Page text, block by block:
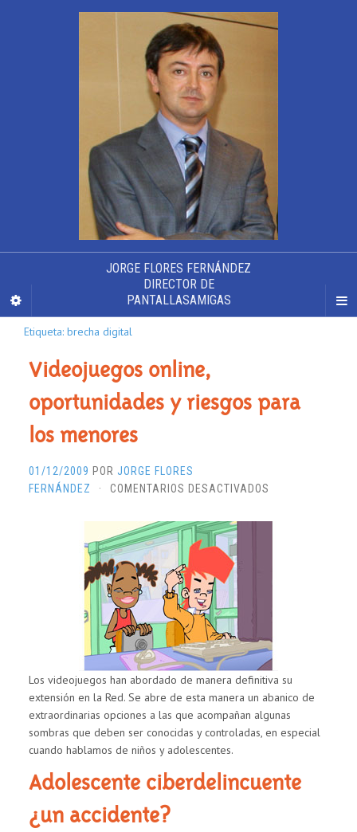
JORGE FLORES FERNÁNDEZ
DIRECTOR DE
PANTALLASAMIGAS
Etiqueta: brecha digital
Videojuegos online,
oportunidades y riesgos para
los menores
01/12/2009 POR JORGE FLORES
FERNÁNDEZ
· COMENTARIOS DESACTIVADOS
ONLINE,
Los videojuegos han abordado de manera definitiva su
extensión en la Red. Se abre de esta manera un abanico de
extraordinarias opciones a las que acompañan algunas
sombras que deben ser conocidas y controladas, en especial
cuando hablamos de niños y adolescentes.
Adolescente ciberdelincuente
¿un accidente?